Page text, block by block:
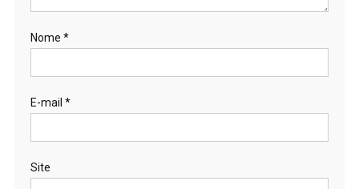
Nome *
E-mail *
Site